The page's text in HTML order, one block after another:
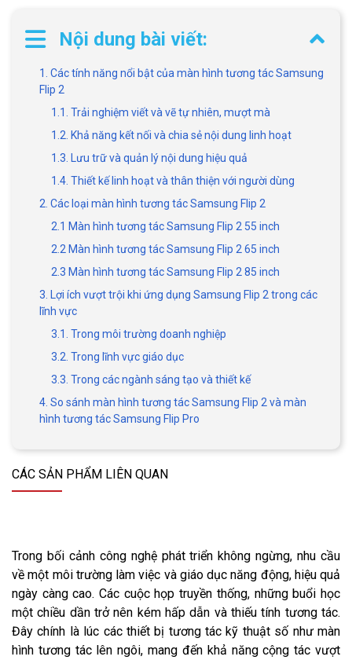
Nội dung bài viết:
1. Các tính năng nổi bật của màn hình tương tác Samsung
Flip 2
1.1. Trải nghiệm viết và vẽ tự nhiên, mượt mà
1.2. Khả năng kết nối và chia sẻ nội dung linh hoạt
1.3. Lưu trữ và quản lý nội dung hiệu quả
1.4. Thiết kế linh hoạt và thân thiện với người dùng
2. Các loại màn hình tương tác Samsung Flip 2
2.1 Màn hình tương tác Samsung Flip 2 55 inch
2.2 Màn hình tương tác Samsung Flip 2 65 inch
2.3 Màn hình tương tác Samsung Flip 2 85 inch
3. Lợi ích vượt trội khi ứng dụng Samsung Flip 2 trong các
lĩnh vực
3.1. Trong môi trường doanh nghiệp
3.2. Trong lĩnh vực giáo dục
3.3. Trong các ngành sáng tạo và thiết kế
4. So sánh màn hình tương tác Samsung Flip 2 và màn
hình tương tác Samsung Flip Pro
CÁC SẢN PHẨM LIÊN QUAN
Trong bối cảnh công nghệ phát triển không ngừng, nhu cầu
về một môi trường làm việc và giáo dục năng động, hiệu quả
ngày càng cao. Các cuộc họp truyền thống, những buổi học
một chiều dần trở nên kém hấp dẫn và thiếu tính tương tác.
Đây chính là lúc các thiết bị tương tác kỹ thuật số như màn
hình tương tác lên ngôi, mang đến khả năng cộng tác vượt